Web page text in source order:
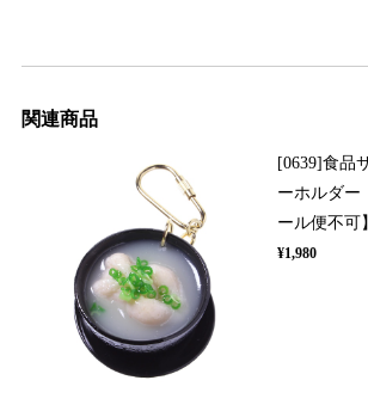
関連商品
[0639]食品
ーホルダー
ール便不可】
¥1,980